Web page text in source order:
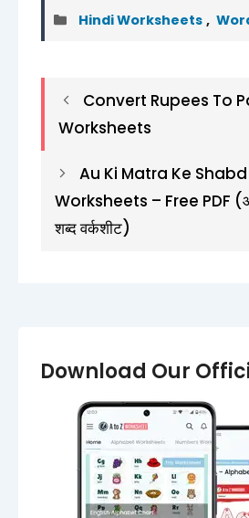
Categories
Hindi Worksheets ,
Convert Rupees To
Worksheets
Au Ki Matra Ke
Worksheets – Free PDF (औ
शब्द वर्कशीट)
Download Our